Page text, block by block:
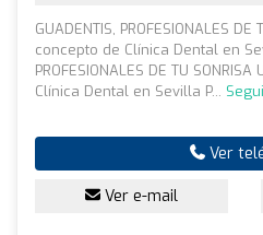
GUADENTIS, PROFESIONALES
concepto de Clínica Dental en
PROFESIONALES DE TU
Clínica Dental en Sevilla P...
Ver
Ver e-mail